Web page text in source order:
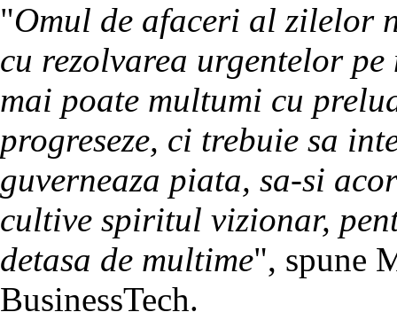
"Omul de afaceri al zilelor
cu rezolvarea urgentelor pe
mai poate multumi cu
progreseze, ci trebuie sa
guverneaza piata, sa-si
cultive spiritul vizionar,
detasa de multime", spune
BusinessTech.